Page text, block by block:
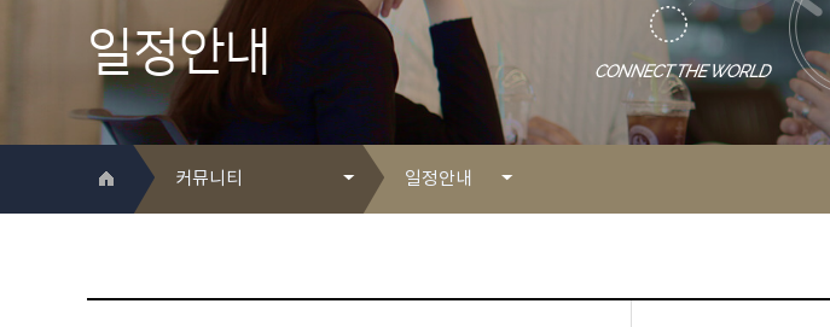
일정안내
커뮤니티
취업성공지원과
일정안내
자유게시판